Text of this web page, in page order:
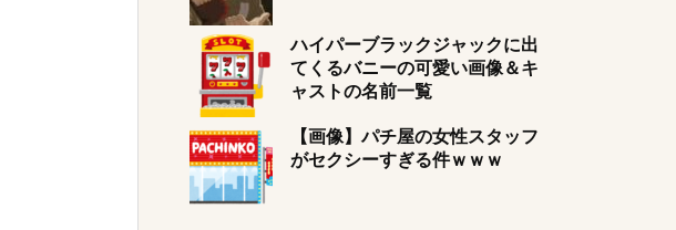
ハイパーブラックジャックに出
てくるバニーの可愛い画像＆キ
ャストの名前一覧
【画像】パチ屋の女性スタッフ
がセクシーすぎる件ｗｗｗ